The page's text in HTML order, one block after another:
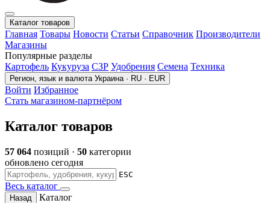
Каталог товаров
Главная Товары Новости Статьи Справочник Производители
Магазины
Популярные разделы
Картофель Кукуруза СЗР Удобрения Семена Техника
Регион, язык и валюта Украина · RU · EUR
Войти Избранное
Стать магазином-партнёром
Каталог товаров
57 064 позиций · 50 категории
обновлено сегодня
ESC
Весь каталог
Назад
Каталог